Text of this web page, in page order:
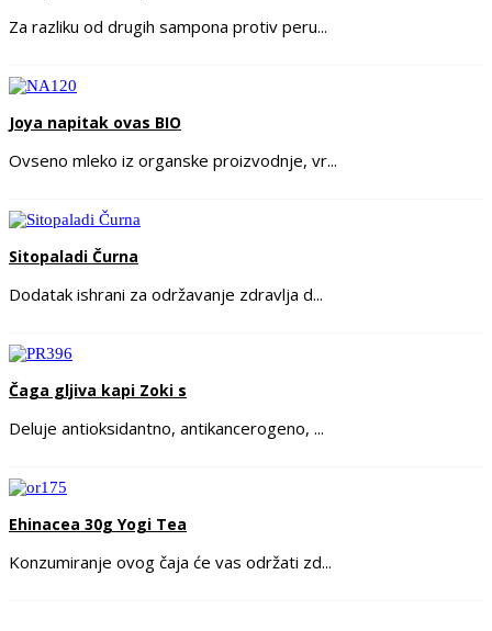
Za razliku od drugih sampona protiv peru...
Joya napitak ovas BIO
Ovseno mleko iz organske proizvodnje, vr...
Sitopaladi Čurna
Dodatak ishrani za održavanje zdravlja d...
Čaga gljiva kapi Zoki s
Deluje antioksidantno, antikancerogeno, ...
Ehinacea 30g Yogi Tea
Konzumiranje ovog čaja će vas održati zd...